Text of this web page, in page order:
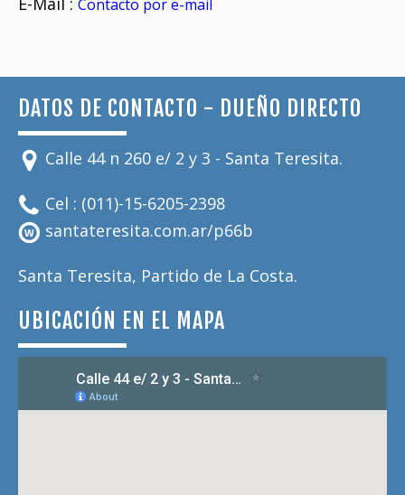
Contacto por e-mail
DATOS DE CONTACTO - DUEÑO DIRECTO
Calle 44 n 260 e/ 2 y 3 - Santa Teresita.
Cel : (011)-15-6205-2398
santateresita.com.ar/p66b
Santa Teresita, Partido de La Costa.
UBICACIÓN EN EL MAPA